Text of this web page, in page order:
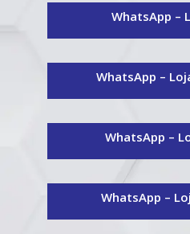
WhatsApp –
WhatsApp –
WhatsApp –
WhatsApp –